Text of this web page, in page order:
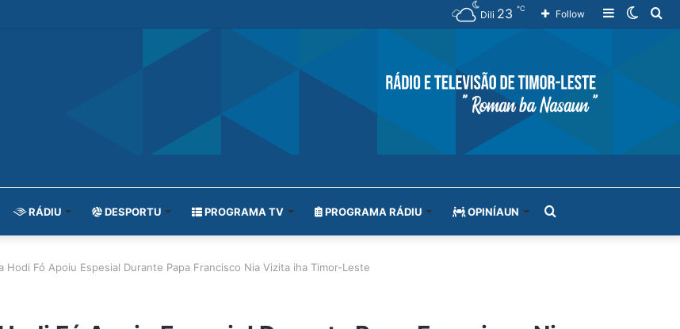
Switch
Sidebar
Follow
Dili 23 ℃
RÁDIU DESPORTU PROGRAMA TV PROGRAMA RÁDIU OPINÍAUN
Hodi Fó Apoiu Espesial Durante Papa Francisco Nia Vizita iha Timor-Leste